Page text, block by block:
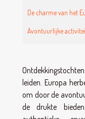
De charme van het
Avontuurlijke
leiden. Europa
om door de
de drukte